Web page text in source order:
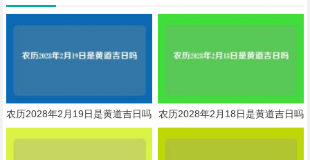
农历2028年2月19日是黄道吉日吗 农历2028年2月18日是黄道吉日吗